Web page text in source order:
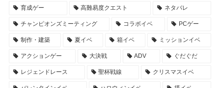
育成ゲー 高難易度クエスト ネタバレ
チャンピオンズミーティング コラボイベ PCゲー
制作・建築 夏イベ 箱イベ ミッションイベ
アクションゲー 大決戦 ADV ぐだぐだ
レジェンドレース 聖杯戦線 クリスマスイベ